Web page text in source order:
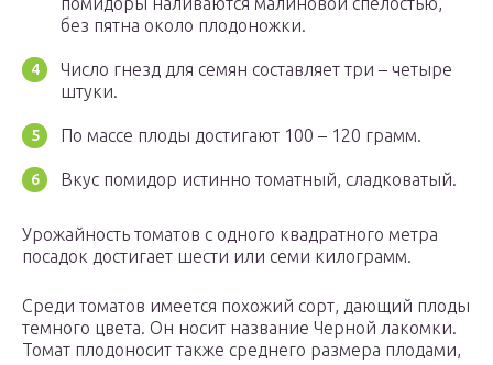
без пятна около плодоножки.
Число гнезд для семян составляет три – четыре
штуки.
По массе плоды достигают 100 – 120 грамм.
Вкус помидор истинно томатный, сладковатый.
Урожайность томатов с одного квадратного метра
посадок достигает шести или семи килограмм.
Среди томатов имеется похожий сорт, дающий плоды
темного цвета. Он носит название Черной лакомки.
Томат плодоносит также среднего размера плодами,